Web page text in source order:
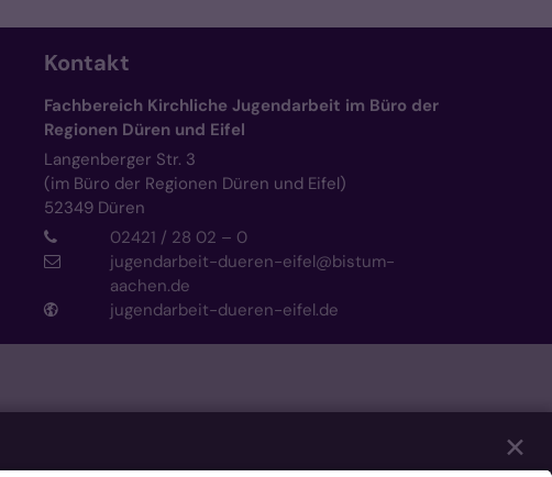
✕
Kontakt
Fachbereich Kirchliche Jugendarbeit im Büro der
Regionen Düren und Eifel
Langenberger Str. 3
(im Büro der Regionen Düren und Eifel)
52349 Düren
02421 / 28 02 – 0
jugendarbeit-dueren-eifel@bistum-
aachen.de
jugendarbeit-dueren-eifel.de